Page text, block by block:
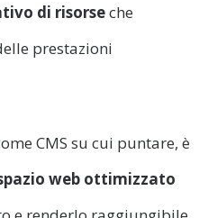
di risorseche
prestazioni
CMS su cui puntare, è
web ottimizzato